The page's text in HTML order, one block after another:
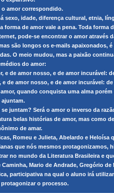
amor correspondido.
sexo, idade, diferença cultural, etnia,
forma de amor vale a pena. Toda forma
pode-se encontrar o amor através
são longos os e-mails apaixonados,
O meio mudou, mas a paixão
do amor:
e de amor nosso, e de amor incurável:
e de amor nosso, e de amor incurável:
quando conquista uma alma
ajuntam.
se juntam? Será o amor o inverso da
belas histórias de amor, mas como
de amar.
Romeu e Julieta, Abelardo e
que nós mesmos protagonizamos,
no mundo da Literatura Brasileira e
Caminha, Mario de Andrade, Gregório
participativa na qual o aluno irá
o processo.